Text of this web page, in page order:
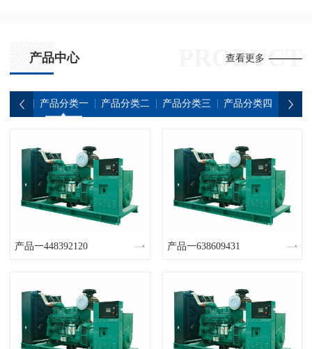
产品中心 PRODUCT
查看更多
产品分类一 产品分类二 产品分类三 产品分类四 产品
产品一448392120 产品一638609431